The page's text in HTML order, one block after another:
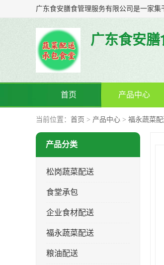
广东食安
首页 产品中心
当前位置： 首页 > 产品中心 > 福永蔬菜
产品分类
松岗蔬菜配送
食堂承包
企业食材配送
福永蔬菜配送
粮油配送